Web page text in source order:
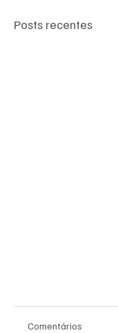
Posts recentes
Comentários